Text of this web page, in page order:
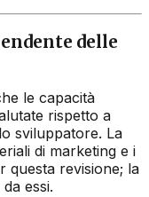
delle
le capacità
rispetto a
sviluppatore. La
di marketing e i
questa revisione; la
essi.